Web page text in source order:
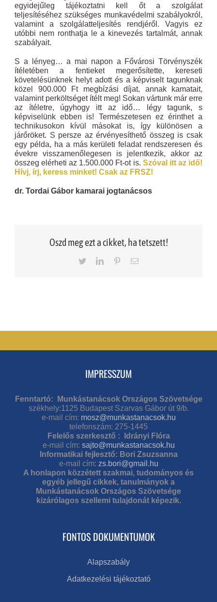
egyidejűleg tájékoztatni kell őt a szolgálat
teljesítéséhez szükséges munkavédelmi szabályokról,
valamint a szolgálatteljesítés rendjéről. Vagyis ez
utóbbi nem ronthatja le a kinevezés tartalmát, annak
szabályait.
S a lényeg… a mai napon a Fővárosi Törvényszék
ítéletében a fentieket megerősítette, kereseti
követelésünknek helyt adott és a képviselt tagunknak
közel 900.000 Ft megbízási díjat, annak kamatait,
valamint perköltséget ítélt meg! Sokan vártunk már erre
az ítéletre, úgyhogy itt az idő… légy tagunk, s
képviselünk ebben is! Természetesen ez érinthet a
technikusokon kívül másokat is, így különösen a
járőröket. S persze az érvényesíthető összeg is csak
egy példa, ha a más kerületi feladat rendszeresen és
évekre visszamenőlegesen is jelentkezik, akkor az
összeg elérheti az 1.500.000 Ft-ot is. Szóval itt az idő!
Hívj, írj, keress minket! Csak az FRSZ!
dr. Tordai Gábor kamarai jogtanácsos
Oszd meg ezt a cikket, ha tetszett!
TwitterLinkedInPinterestEmail
IMPRESSZUM
Fenntartó: Munkástanácsok Országos Szövetsége
székhely:1125 Budapest Szarvas Gábor út 9/b.
e-mail cím: mosz@munkastanacsok.hu
telefonszám: 275-1445
Felelős szerkesztő : Idrányi Flóra
e-mail cím: sajto@munkastanacsok.hu
Informatikai fejlesztő: Bori Zsuzsanna
e-mail cím: zs.bori@gmail.hu
A honlapon közzétett szakmai, tudományos és
egyéb jellegű cikkek, tanulmányok a
Munkástanácsok Országos Szövetsége
kizárólagos szellemi tulajdonát képezik.
FONTOS DOKUMENTUMOK
Alapszabály
Adatkezelési tájékoztató